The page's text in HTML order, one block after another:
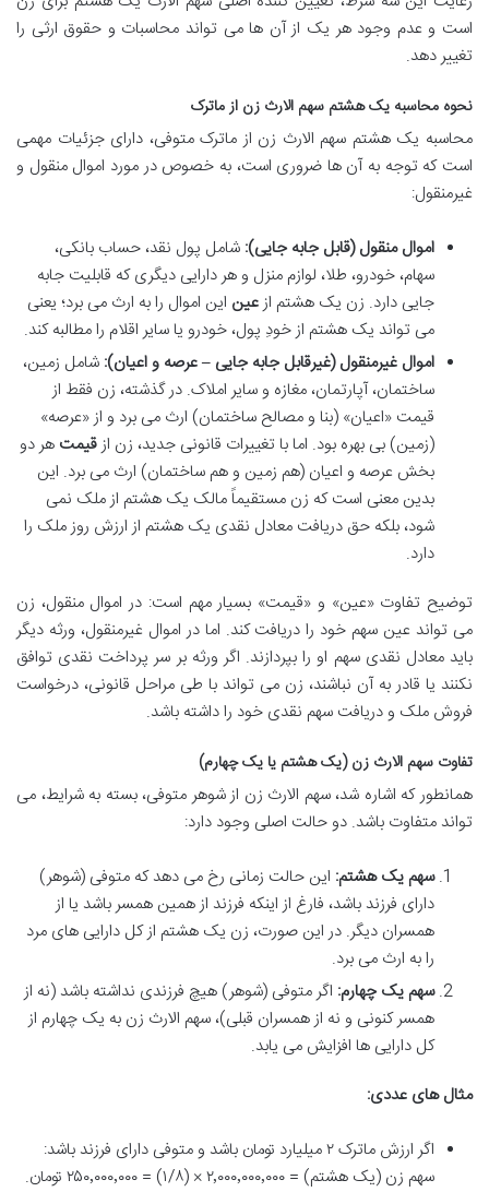
است و عدم وجود هر یک از آن ها می تواند محاسبات و حقوق ارثی را
تغییر دهد.
نحوه محاسبه یک هشتم سهم الارث زن از ماترک
محاسبه یک هشتم سهم الارث زن از ماترک متوفی، دارای جزئیات مهمی
است که توجه به آن ها ضروری است، به خصوص در مورد اموال منقول و
غیرمنقول:
اموال منقول (قابل جابه جایی): شامل پول نقد، حساب بانکی،
سهام، خودرو، طلا، لوازم منزل و هر دارایی دیگری که قابلیت جابه
جایی دارد. زن یک هشتم ازعین این اموال را به ارث می برد؛ یعنی
می تواند یک هشتم از خودِ پول، خودرو یا سایر اقلام را مطالبه کند.
اموال غیرمنقول (غیرقابل جابه جایی – عرصه و اعیان): شامل زمین،
ساختمان، آپارتمان، مغازه و سایر املاک. در گذشته، زن فقط از
قیمت «اعیان» (بنا و مصالح ساختمان) ارث می برد و از «عرصه»
(زمین) بی بهره بود. اما با تغییرات قانونی جدید، زن ازقیمت هر دو
بخش عرصه و اعیان (هم زمین و هم ساختمان) ارث می برد. این
بدین معنی است که زن مستقیماً مالک یک هشتم از ملک نمی
شود، بلکه حق دریافت معادل نقدی یک هشتم از ارزش روز ملک را
دارد.
توضیح تفاوت «عین» و «قیمت» بسیار مهم است: در اموال منقول، زن
می تواند عین سهم خود را دریافت کند. اما در اموال غیرمنقول، ورثه دیگر
باید معادل نقدی سهم او را بپردازند. اگر ورثه بر سر پرداخت نقدی توافق
نکنند یا قادر به آن نباشند، زن می تواند با طی مراحل قانونی، درخواست
فروش ملک و دریافت سهم نقدی خود را داشته باشد.
تفاوت سهم الارث زن (یک هشتم یا یک چهارم)
همانطور که اشاره شد، سهم الارث زن از شوهر متوفی، بسته به شرایط، می
تواند متفاوت باشد. دو حالت اصلی وجود دارد:
سهم یک هشتم: این حالت زمانی رخ می دهد که متوفی (شوهر)
دارای فرزند باشد، فارغ از اینکه فرزند از همین همسر باشد یا از
همسران دیگر. در این صورت، زن یک هشتم از کل دارایی های مرد
را به ارث می برد.
سهم یک چهارم: اگر متوفی (شوهر) هیچ فرزندی نداشته باشد (نه از
همسر کنونی و نه از همسران قبلی)، سهم الارث زن به یک چهارم از
کل دارایی ها افزایش می یابد.
مثال های عددی:
اگر ارزش ماترک ۲ میلیارد تومان باشد و متوفی دارای فرزند باشد:
سهم زن (یک هشتم) = ۲٬۰۰۰٬۰۰۰٬۰۰۰ × (۱/۸) = ۲۵۰٬۰۰۰٬۰۰۰ تومان.